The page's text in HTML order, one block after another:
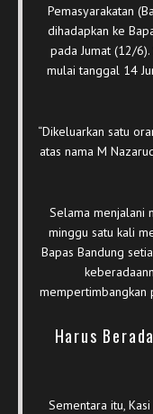
Pemasyarakatan
dihadapkan ke
pada Jumat (12/
mulai tanggal 14
“Dikeluarkan satu
atas nama M
Selama menjalani
minggu satu kali
Bapas Bandung
mempertimbangkan
Harus
Sementara itu,